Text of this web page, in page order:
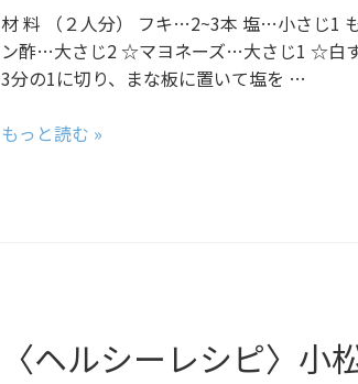
材 料 （２人分） フキ…2~3本 塩…小さじ1
ン酢…大さじ2 ☆マヨネーズ…大さじ1 ☆白
3分の1に切り、まな板に置いて塩を …
もっと読む »
〈ヘルシーレシピ〉小